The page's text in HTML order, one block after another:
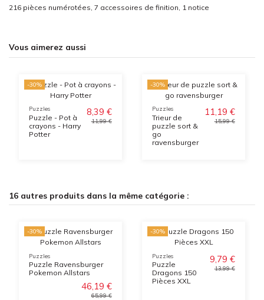
216 pièces numérotées, 7 accessoires de finition, 1 notice
Vous aimerez aussi
-30%
Puzzles
Puzzle - Pot à
crayons - Harry
Potter
8,39 €
11,99 €
-30%
Puzzles
Trieur de
puzzle sort &
go
ravensburger
11,19 €
15,99 €
16 autres produits dans la même catégorie :
-30%
Puzzles
Puzzle Ravensburger
Pokemon Allstars
46,19 €
65,99 €
-30%
Puzzles
Puzzle
Dragons 150
Pièces XXL
9,79 €
13,99 €